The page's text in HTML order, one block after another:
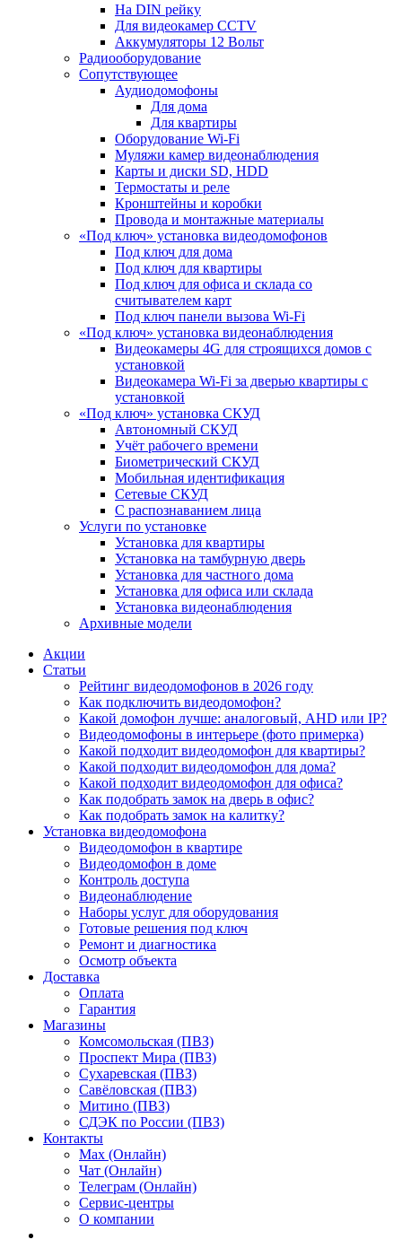
На DIN рейку
Для видеокамер CCTV
Аккумуляторы 12 Вольт
Радиооборудование
Сопутствующее
Аудиодомофоны
Для дома
Для квартиры
Оборудование Wi-Fi
Муляжи камер видеонаблюдения
Карты и диски SD, HDD
Термостаты и реле
Кронштейны и коробки
Провода и монтажные материалы
«Под ключ» установка видеодомофонов
Под ключ для дома
Под ключ для квартиры
Под ключ для офиса и склада со
считывателем карт
Под ключ панели вызова Wi-Fi
«Под ключ» установка видеонаблюдения
Видеокамеры 4G для строящихся домов с
установкой
Видеокамера Wi-Fi за дверью квартиры с
установкой
«Под ключ» установка СКУД
Автономный СКУД
Учёт рабочего времени
Биометрический СКУД
Мобильная идентификация
Сетевые СКУД
С распознаванием лица
Услуги по установке
Установка для квартиры
Установка на тамбурную дверь
Установка для частного дома
Установка для офиса или склада
Установка видеонаблюдения
Архивные модели
Акции
Статьи
Рейтинг видеодомофонов в 2026 году
Как подключить видеодомофон?
Какой домофон лучше: аналоговый, AHD или IP?
Видеодомофоны в интерьере (фото примерка)
Какой подходит видеодомофон для квартиры?
Какой подходит видеодомофон для дома?
Какой подходит видеодомофон для офиса?
Как подобрать замок на дверь в офис?
Как подобрать замок на калитку?
Установка видеодомофона
Видеодомофон в квартире
Видеодомофон в доме
Контроль доступа
Видеонаблюдение
Наборы услуг для оборудования
Готовые решения под ключ
Ремонт и диагностика
Осмотр объекта
Доставка
Оплата
Гарантия
Магазины
Комсомольская (ПВЗ)
Проспект Мира (ПВЗ)
Сухаревская (ПВЗ)
Савёловская (ПВЗ)
Митино (ПВЗ)
СДЭК по России (ПВЗ)
Контакты
Max (Онлайн)
Чат (Онлайн)
Телеграм (Онлайн)
Сервис-центры
О компании